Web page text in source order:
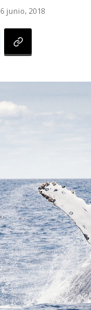
6 junio, 2018